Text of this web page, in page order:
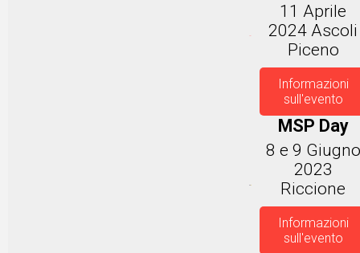
11 Aprile
2024 Ascoli
Piceno
Informazioni
sull'evento
MSP Day
8 e 9 Giugno
2023
Riccione
Informazioni
sull'evento